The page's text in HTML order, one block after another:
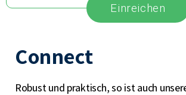
Einreichen
Connect
Robust und praktisch, so ist auch